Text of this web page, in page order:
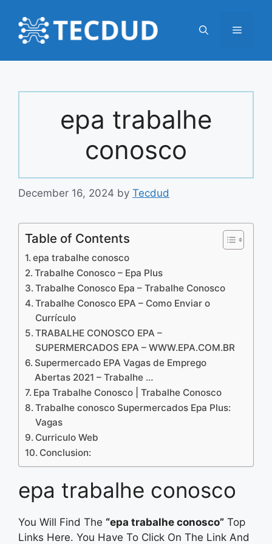
content
Menu
epa trabalhe
conosco
December 16, 2024 by Tecdud
Table of Contents
epa trabalhe conosco
Trabalhe Conosco – Epa Plus
Trabalhe Conosco Epa – Trabalhe Conosco
Trabalhe Conosco EPA – Como Enviar o
Currículo
TRABALHE CONOSCO EPA –
SUPERMERCADOS EPA – WWW.EPA.COM.BR
Supermercado EPA Vagas de Emprego
Abertas 2021 – Trabalhe …
Epa Trabalhe Conosco | Trabalhe Conosco
Trabalhe conosco Supermercados Epa Plus:
Vagas
Curriculo Web
Conclusion:
epa trabalhe conosco
You Will Find The “epa trabalhe conosco” Top
Links Here. You Have To Click On The Link And